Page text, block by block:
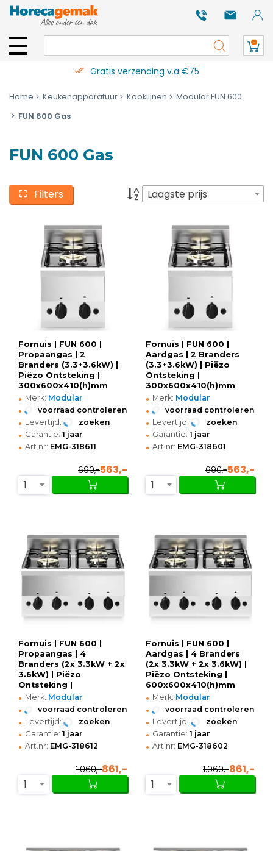
0
Gratis verzending v.a €75
Home Keukenapparatuur Kooklijnen
Modular FUN 600
FUN 600 Gas
FUN 600 Gas
Filters Laagste prijs
Fornuis | FUN 600 |
Propaangas | 2
Branders (3.3+3.6kW) |
Piëzo Ontsteking |
300x600x410(h)mm
• Merk: Modular
• voorraad controleren
• Levertijd: zoeken
• Garantie: 1 jaar
• Art.nr: EMG-318611
690,-563,-
1
Fornuis | FUN 600 |
Aardgas | 2 Branders
(3.3+3.6kW) | Piëzo
Ontsteking |
300x600x410(h)mm
• Merk: Modular
• voorraad controleren
• Levertijd: zoeken
• Garantie: 1 jaar
• Art.nr: EMG-318601
690,-563,-
1
Fornuis | FUN 600 |
Propaangas | 4
Branders (2x 3.3kW + 2x
3.6kW) | Piëzo
Ontsteking |
600x600x410(h)mm
• Merk: Modular
• voorraad controleren
• Levertijd: zoeken
• Garantie: 1 jaar
• Art.nr: EMG-318612
1.060,-861,-
1
Fornuis | FUN 600 |
Aardgas | 4 Branders
(2x 3.3kW + 2x 3.6kW) |
Piëzo Ontsteking |
600x600x410(h)mm
• Merk: Modular
• voorraad controleren
• Levertijd: zoeken
• Garantie: 1 jaar
• Art.nr: EMG-318602
1.060,-861,-
1